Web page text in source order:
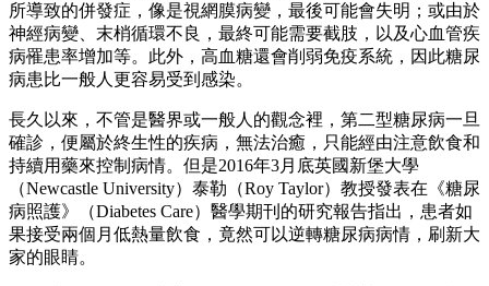
所導致的併發症，像是視網膜病變，最後可能會失明；或由於
神經病變、末梢循環不良，最終可能需要截肢，以及心血管疾
病罹患率增加等。此外，高血糖還會削弱免疫系統，因此糖尿
病患比一般人更容易受到感染。
長久以來，不管是醫界或一般人的觀念裡，第二型糖尿病一旦
確診，便屬於終生性的疾病，無法治癒，只能經由注意飲食和
持續用藥來控制病情。但是2016年3月底英國新堡大學
（Newcastle University）泰勒（Roy Taylor）教授發表在《糖尿
病照護》（Diabetes Care）醫學期刊的研究報告指出，患者如
果接受兩個月低熱量飲食，竟然可以逆轉糖尿病病情，刷新大
家的眼睛。